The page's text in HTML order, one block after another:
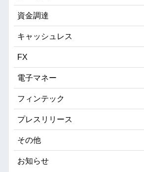
資金調達
キャッシュレス
FX
電子マネー
フィンテック
プレスリリース
その他
お知らせ